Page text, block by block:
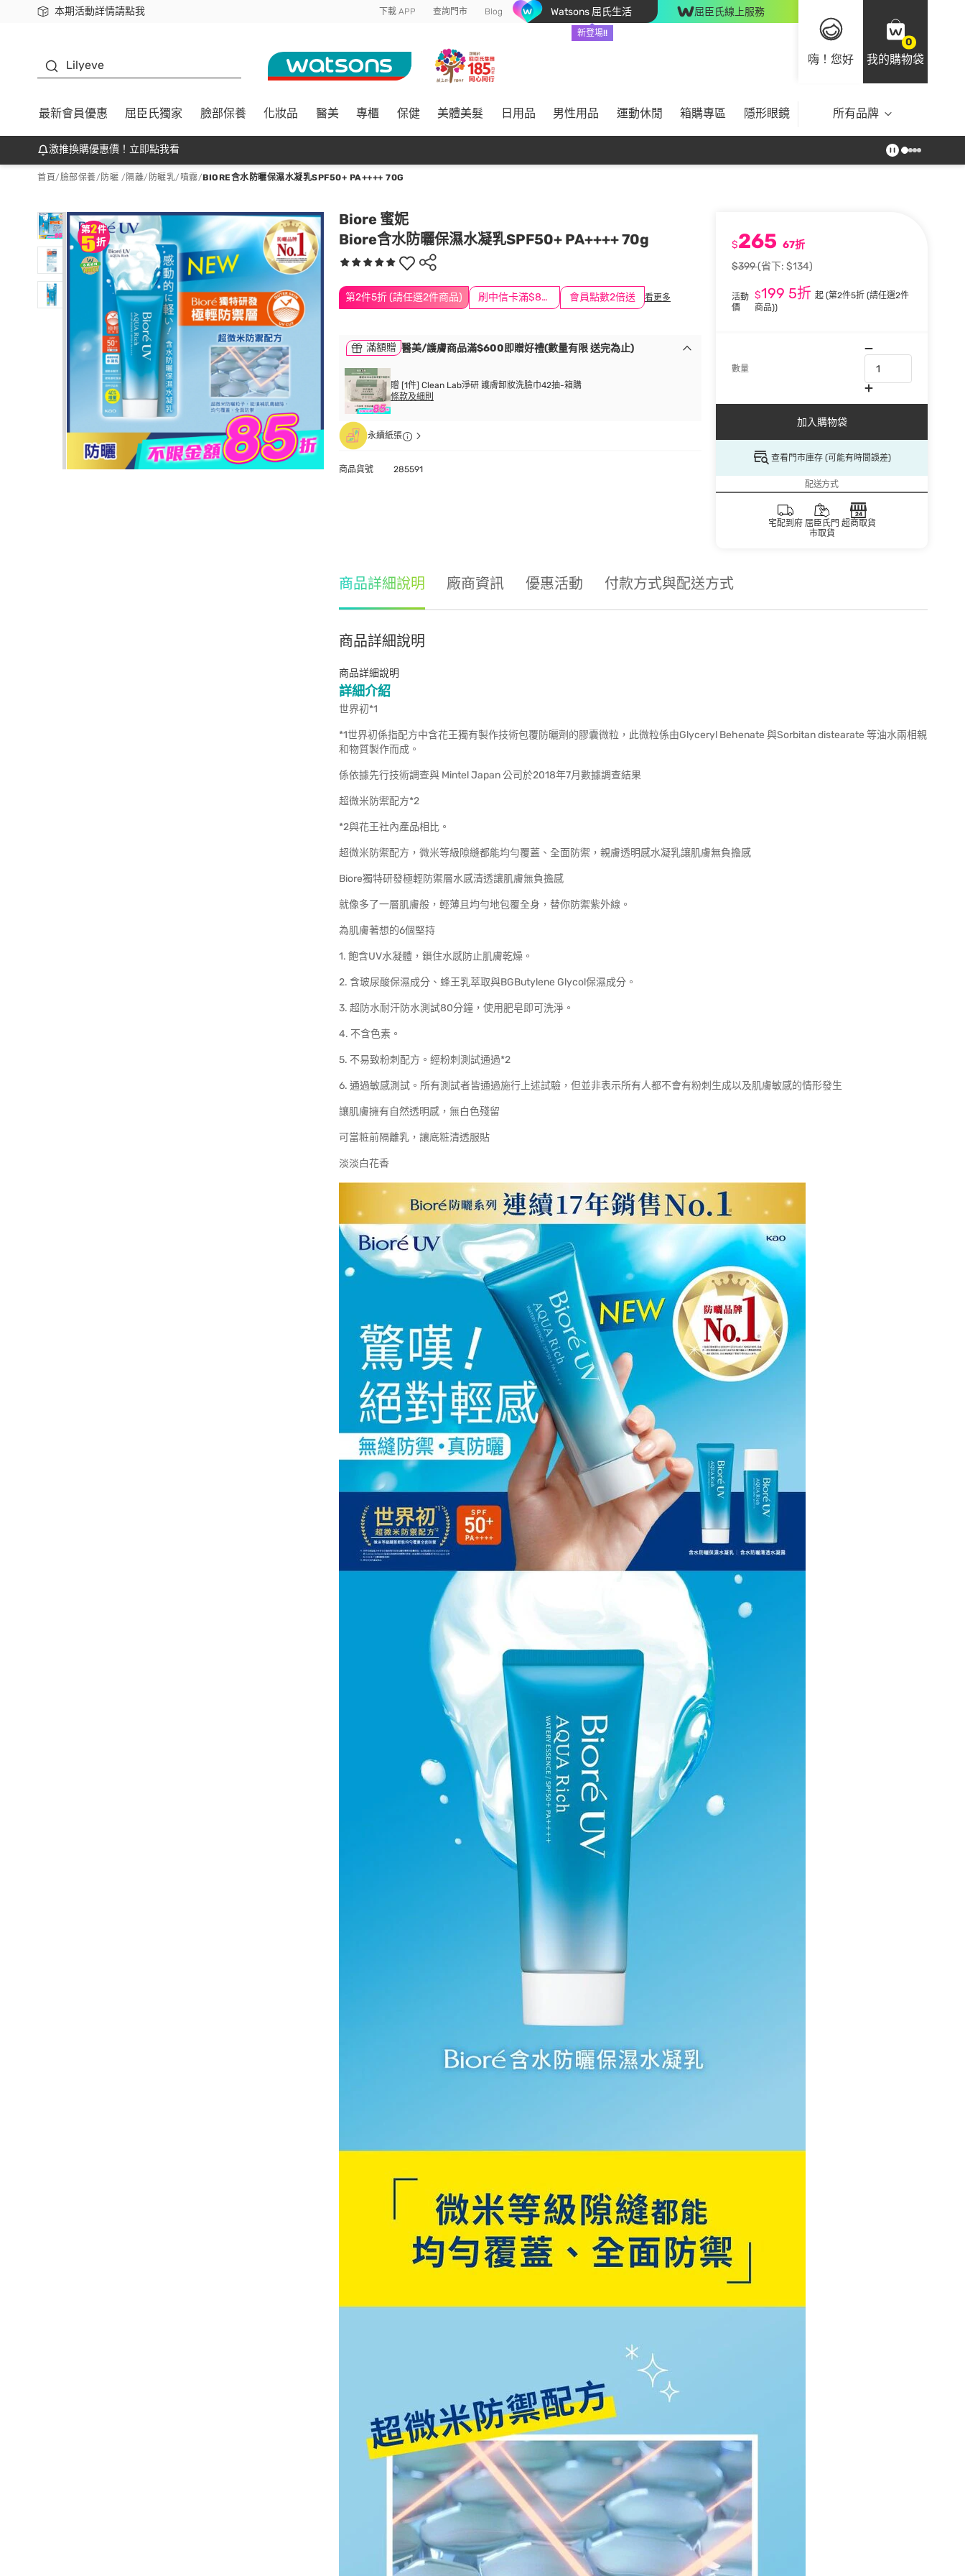
本期活動詳情請點我
下載app最高回饋$350 下載 APP 查詢門市 Blog Watsons 屈氏生活
新登場!!
屈臣氏線上服務
嗨！您好
0
我的購物袋
Lilyeve
最新會員優惠 屈臣氏獨家 臉部保養 化妝品 醫美 專櫃 保健 美體美髮 日用品 男性用品 運動休閒 箱購專區 隱形眼鏡 所有品牌
激推換購優惠價！立即點我看
首頁/臉部保養/ 防曬 /隔離/ 防曬乳/噴霧/BIORE含水防曬保濕水凝乳SPF50+ PA++++ 70G
Biore 蜜妮
Biore含水防曬保濕水凝乳SPF50+ PA++++ 70g
第2件5折 (請任選2件商品) 刷中信卡滿$888送3萬點 會員點數2倍送 看更多
$265 67折
$399(省下: $134)
活動
價
$199 5折 起 (第2件5折 (請任選2件
商品))
數量
加入購物袋
查看門市庫存 (可能有時間誤差)
配送方式
宅配到府 屈臣氏門
市取貨
超商取貨
滿額贈 醫美/護膚商品滿$600即贈好禮(數量有限 送完為止)
贈 [1件] Clean Lab淨研 護膚卸妝洗臉巾42抽-箱購
條款及細則
永續紙張
商品貨號 285591
商品詳細說明 廠商資訊 優惠活動 付款方式與配送方式
商品詳細說明
商品詳細說明
詳細介紹
世界初*1
*1世界初係指配方中含花王獨有製作技術包覆防曬劑的膠囊微粒，此微粒係由Glyceryl Behenate 與Sorbitan distearate 等油水兩相親
和物質製作而成。
係依據先行技術調查與 Mintel Japan 公司於2018年7月數據調查結果
超微米防禦配方*2
*2與花王社內產品相比。
超微米防禦配方，微米等級隙縫都能均勻覆蓋、全面防禦，親膚透明感水凝乳讓肌膚無負擔感
Biore獨特研發極輕防禦層水感清透讓肌膚無負擔感
就像多了一層肌膚般，輕薄且均勻地包覆全身，替你防禦紫外線。
為肌膚著想的6個堅持
1. 飽含UV水凝體，鎖住水感防止肌膚乾燥。
2. 含玻尿酸保濕成分、蜂王乳萃取與BGButylene Glycol保濕成分。
3. 超防水耐汗防水測試80分鐘，使用肥皂即可洗淨。
4. 不含色素。
5. 不易致粉刺配方。經粉刺測試通過*2
6. 通過敏感測試。所有測試者皆通過施行上述試驗，但並非表示所有人都不會有粉刺生成以及肌膚敏感的情形發生
讓肌膚擁有自然透明感，無白色殘留
可當粧前隔離乳，讓底粧清透服貼
淡淡白花香